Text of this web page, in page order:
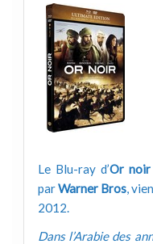
Le Blu-ray d’Or noir
parWarner Bros ,
2012.
Dans l’Arabie des